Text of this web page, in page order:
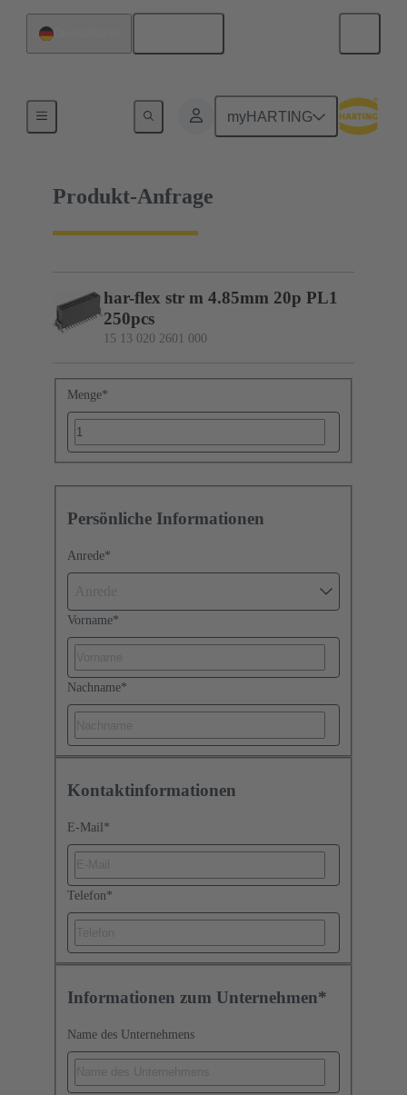
myHARTING
15 13 020 2601 000
Produkt-Anfrage
har-flex str m 4.85mm 20p PL1
250pcs
15 13 020 2601 000
Menge*
Persönliche Informationen
Anrede*
Vorname*
Nachname*
Kontaktinformationen
E-Mail *
Telefon*
Informationen zum Unternehmen*
Name des Unternehmens